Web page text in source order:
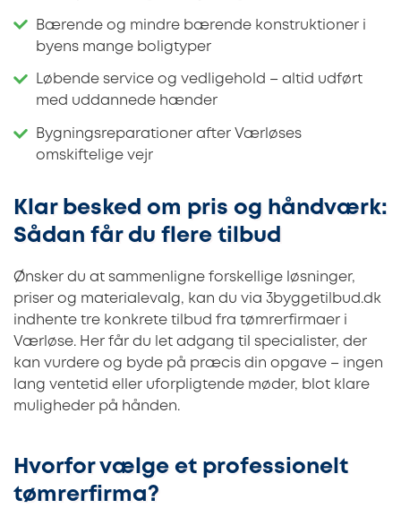
Bærende og mindre bærende konstruktioner i
byens mange boligtyper
Løbende service og vedligehold – altid udført
med uddannede hænder
Bygningsreparationer after Værløses
omskiftelige vejr
Klar besked om pris og håndværk:
Sådan får du flere tilbud
Ønsker du at sammenligne forskellige løsninger,
priser og materialevalg, kan du via 3byggetilbud.dk
indhente tre konkrete tilbud fra tømrerfirmaer i
Værløse. Her får du let adgang til specialister, der
kan vurdere og byde på præcis din opgave – ingen
lang ventetid eller uforpligtende møder, blot klare
muligheder på hånden.
Hvorfor vælge et professionelt
tømrerfirma?